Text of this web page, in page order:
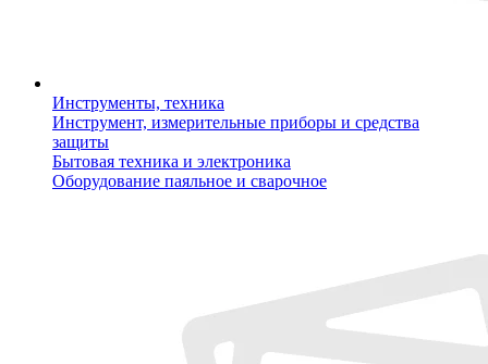
Инструменты, техника
Инструмент, измерительные приборы и средства
защиты
Бытовая техника и электроника
Оборудование паяльное и сварочное